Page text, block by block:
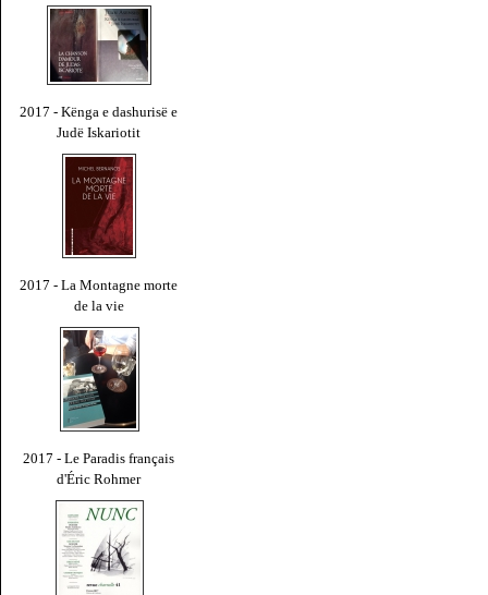
2017 - Kënga e dashurisë e
Judë Iskariotit
2017 - La Montagne morte
de la vie
2017 - Le Paradis français
d'Éric Rohmer